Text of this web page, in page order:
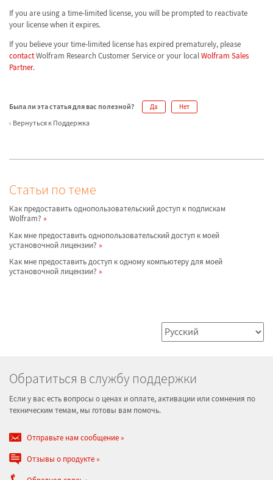
If you are using a time-limited license, you will be prompted to reactivate
your license when it expires.
If you believe your time-limited license has expired prematurely, please
contactWolfram Research Customer Service or your localWolfram Sales
Partner.
Была ли эта статья для вас полезной? Да Нет
Вернуться к Поддержка
Статьи по теме
Как предоставить однопользовательский доступ к подпискам
Wolfram?
Как мне предоставить однопользовательский доступ к моей
установочной лицензии?
Как мне предоставить доступ к одному компьютеру для моей
установочной лицензии?
Обратиться в службу поддержки
Если у вас есть вопросы о ценах и оплате, активации или сомнения по
техническим темам, мы готовы вам помочь.
Отправьте нам сообщение
Отзывы о продукте